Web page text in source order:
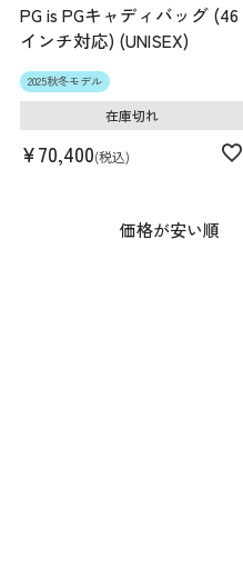
PG is PGキャディバッグ (46
インチ対応) (UNISEX)
2025秋冬モデル
¥70,400 税込
在庫切れ
価格が安い順